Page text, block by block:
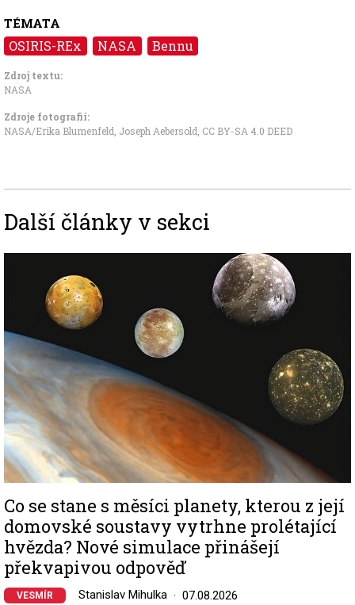
TÉMATA
OSIRIS-REx NASA Bennu
Zdroj textu:
NASA
Zdroje fotografii:
NASA/Erika Blumenfeld, Joseph Aebersold CC BY-SA 4.0 DEED
Další články v sekci
Co se stane s měsíci planety, kterou z její
domovské soustavy vytrhne prolétající
hvězda? Nové simulace přinášejí
překvapivou odpověď
VESMÍR Stanislav Mihulka 07.08.2026